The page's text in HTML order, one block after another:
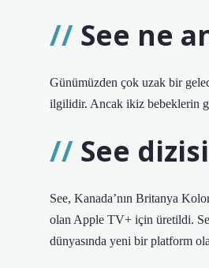
See ne
Günümüzden çok uzak bir
ilgilidir. Ancak ikiz bebeklerin
See
See, Kanada’nın Britanya
olan Apple TV+ için üretildi.
dünyasında yeni bir platform